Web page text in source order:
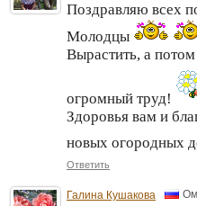
Поздравляю всех
Молодцы
Вырастить, а потом
огромный труд!
Здоровья вам и
новых огородных
Ответить
Галина Кушакова